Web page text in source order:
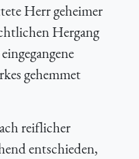
Herr geheimer
Hergang
gehemmet
reiflicher
entschieden,